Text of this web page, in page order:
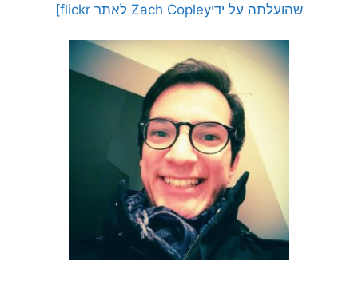
שהועלתה על ידיZach Copley לאתר flickr]